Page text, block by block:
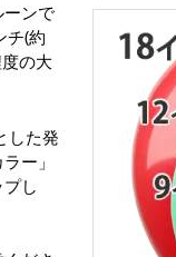
ンで
チ(約
の大
した発
ー」
し